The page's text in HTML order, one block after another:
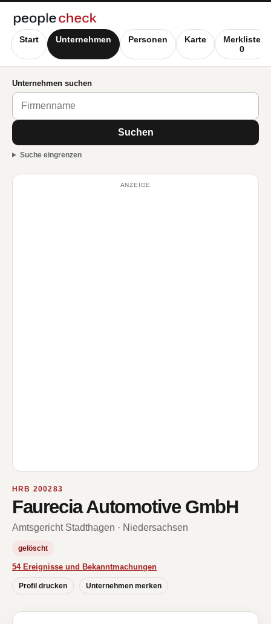
Start Unternehmen Personen Karte
Merkliste
0
Unternehmen suchen
Suchen
Suche eingrenzen
ANZEIGE
HRB 200283
Faurecia Automotive GmbH
Amtsgericht Stadthagen · Niedersachsen
gelöscht
54 Ereignisse und Bekanntmachungen
Profil drucken Unternehmen merken